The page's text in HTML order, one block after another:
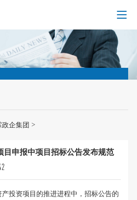
政企集团 >
目申报中项目招标公告发布规范
投资项目的推进进程中，招标公告的